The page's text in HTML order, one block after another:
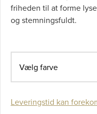
friheden til at forme
og stemningsfuldt.
Vælg farve
Leveringstid kan